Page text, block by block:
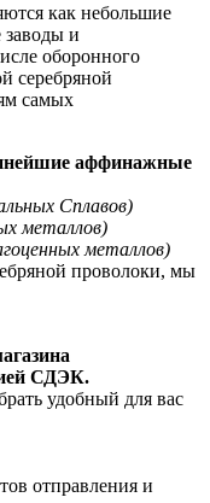
как небольшие
и
оборонного
серебряной
самых
аффинажные
Сплавов)
металлов)
металлов)
проволоки, мы
СДЭК.
удобный для вас
отправления и